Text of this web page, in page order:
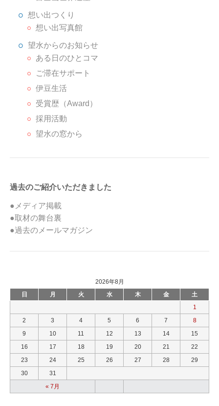
想い出つくり
想い出写真館
望水からのお知らせ
ある日のひとコマ
ご滞在サポート
伊豆生活
受賞歴（Award）
採用活動
望水の窓から
過去のご紹介いただきました
●メディア掲載
●取材の舞台裏
●過去のメールマガジン
2026年8月
日
月 火 水 木 金 土
« 7月
1
2
3 4 5 6 7
8
9
10 11 12 13 14
15
16
17 18 19 20 21
22
23
24 25 26 27 28
29
30
31